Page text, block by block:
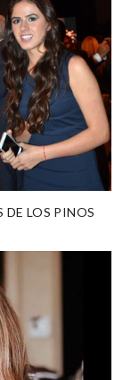
DE LOS PINOS